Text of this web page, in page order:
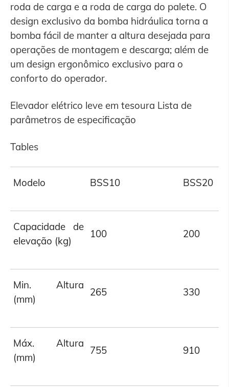
roda de carga e a roda de carga do palete. O
design exclusivo da bomba hidráulica torna a
bomba fácil de manter a altura desejada para
operações de montagem e descarga; além de
um design ergonômico exclusivo para o
conforto do operador.
Elevador elétrico leve em tesoura Lista de
parâmetros de especificação
Tables
Modelo BSS10 BSS20
Capacidade de
elevação (kg)
100 200
Min. Altura
(mm)
265 330
Máx. Altura
(mm)
755 910